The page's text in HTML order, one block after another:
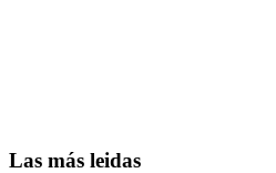
Las más leidas